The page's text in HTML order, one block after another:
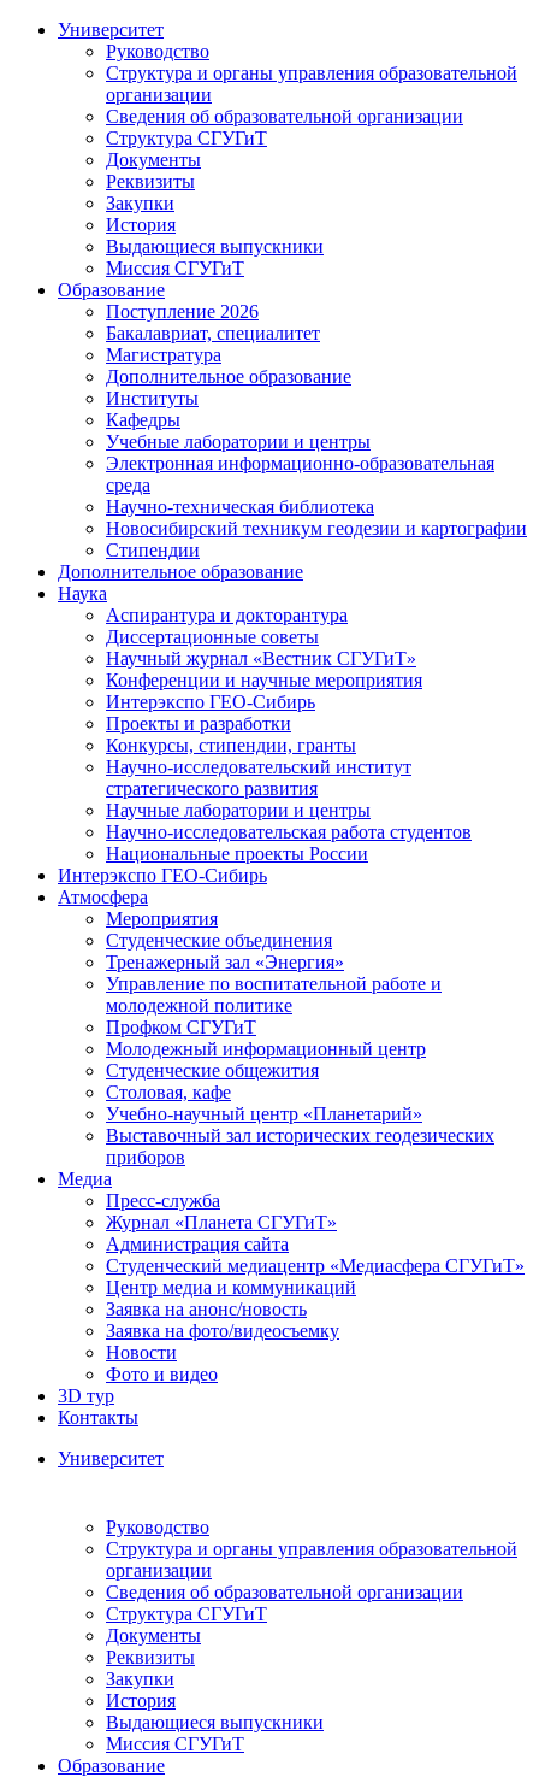
Университет
Руководство
Структура и органы управления образовательной
организации
Сведения об образовательной организации
Структура СГУГиТ
Документы
Реквизиты
Закупки
История
Выдающиеся выпускники
Миссия СГУГиТ
Образование
Поступление 2026
Бакалавриат, специалитет
Магистратура
Дополнительное образование
Институты
Кафедры
Учебные лаборатории и центры
Электронная информационно-образовательная
среда
Научно-техническая библиотека
Новосибирский техникум геодезии и картографии
Стипендии
Дополнительное образование
Наука
Аспирантура и докторантура
Диссертационные советы
Научный журнал «Вестник СГУГиТ»
Конференции и научные мероприятия
Интерэкспо ГЕО-Сибирь
Проекты и разработки
Конкурсы, стипендии, гранты
Научно-исследовательский институт
стратегического развития
Научные лаборатории и центры
Научно-исследовательская работа студентов
Национальные проекты России
Интерэкспо ГЕО-Сибирь
Атмосфера
Мероприятия
Студенческие объединения
Тренажерный зал «Энергия»
Управление по воспитательной работе и
молодежной политике
Профком СГУГиТ
Молодежный информационный центр
Студенческие общежития
Столовая, кафе
Учебно-научный центр «Планетарий»
Выставочный зал исторических геодезических
приборов
Медиа
Пресс-служба
Журнал «Планета СГУГиТ»
Администрация сайта
Студенческий медиацентр «Медиасфера СГУГиТ»
Центр медиа и коммуникаций
Заявка на анонс/новость
Заявка на фото/видеосъемку
Новости
Фото и видео
3D тур
Контакты
Университет
Руководство
Структура и органы управления образовательной
организации
Сведения об образовательной организации
Структура СГУГиТ
Документы
Реквизиты
Закупки
История
Выдающиеся выпускники
Миссия СГУГиТ
Образование